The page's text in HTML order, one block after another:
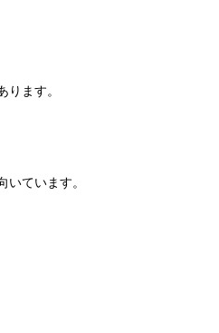
ります。
いています。